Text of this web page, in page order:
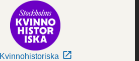
Kvinnohistoriska